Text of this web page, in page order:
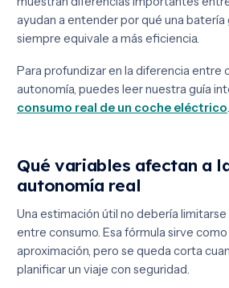
ayudan a entender por qué una batería
siempre equivale a más eficiencia.
Para profundizar en la diferencia entre
autonomía, puedes leer nuestra guía
consumo real de un coche eléctrico.
Qué variables afectan a
autonomía real
Una estimación útil no debería
entre consumo. Esa fórmula sirve
aproximación, pero se queda corta
planificar un viaje con seguridad.